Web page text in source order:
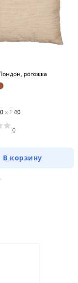
рогожка
x Г40
0
В корзину